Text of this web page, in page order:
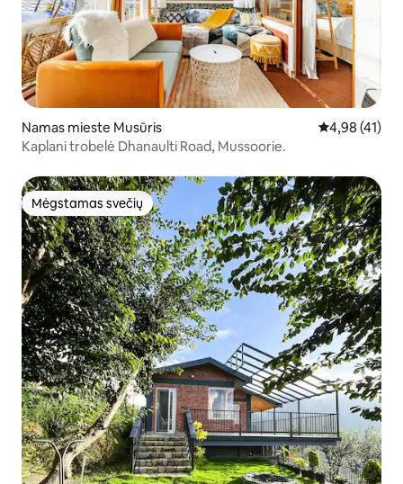
Namas mieste Musūris Vidutinis
4,98 (41)
Kaplani trobelė Dhanaulti Road, Mussoorie.
Mėgstamas svečių
Mėgstamas svečių